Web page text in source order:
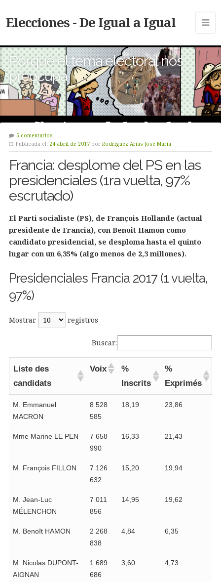
Elecciones - De Igual a Igual
Porque el tema electoral nos
preocupa
5 comentarios
Publicada el: 24 abril de 2017 por Rodríguez Arias José María
Francia: desplome del PS en las
presidenciales (1ra vuelta, 97%
escrutado)
El Parti socialiste (PS), de François Hollande (actual
presidente de Francia), con Benoît Hamon como
candidato presidencial, se desploma hasta el quinto
lugar con un 6,35% (algo menos de 2,3 millones).
Presidenciales Francia 2017 (1 vuelta,
97%)
Mostrar registros
Buscar:
Liste des
candidats
Voix
%
Inscrits
%
Exprimés
M. Emmanuel
MACRON
8 528
585
18,19 23,86
Mme Marine LE PEN
7 658
990
16,33 21,43
M. François FILLON
7 126
632
15,20 19,94
M. Jean-Luc
MÉLENCHON
7 011
856
14,95 19,62
M. Benoît HAMON
2 268
838
4,84 6,35
M. Nicolas DUPONT-
AIGNAN
1 689
686
3,60 4,73